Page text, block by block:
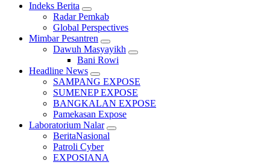
Indeks Berita
Radar Pemkab
Global Perspectives
Mimbar Pesantren
Dawuh Masyayikh
Bani Rowi
Headline News
SAMPANG EXPOSE
SUMENEP EXPOSE
BANGKALAN EXPOSE
Pamekasan Expose
Laboratorium Nalar
BeritaNasional
Patroli Cyber
EXPOSIANA